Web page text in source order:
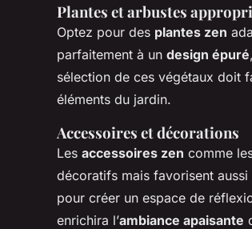
Plantes et arbustes
Optez pour des plantes zen
parfaitement à un design épuré
sélection de ces végétaux doit
éléments du jardin.
Accessoires et décorations
Les accessoires zen comme
décoratifs mais favorisent aussi
pour créer un espace de
enrichira l’ambiance apaisante